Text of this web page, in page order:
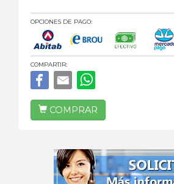
OPCIONES DE PAGO:
COMPARTIR:
COMPRAR